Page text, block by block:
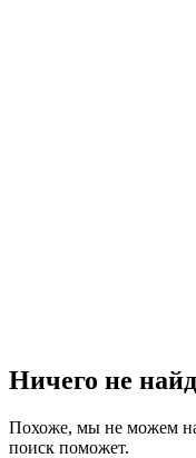
Ничего не
Похоже, мы не можем
поиск поможет.